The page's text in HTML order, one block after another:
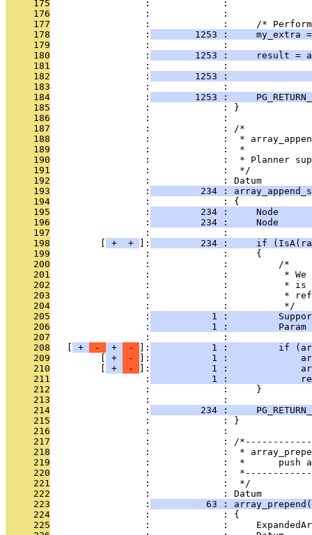
     175
:             :
     176
                 :             :
     177
:             :     /*
     178
                 :
1253 :     my_extra
     179
                 :             :
     180
                 :
1253 :     result =
     181
:             :
     182
                 :
1253 :
     183
                 :             :
     184
                 :
1253 :
     185
                 :             : }
     186
                 :             :
     187
                 :             : /*
     188
:             :  *
     189
                 :             :  *
     190
:             :  * Planner
     191
                 :             :  */
     192
                 :             : Datum
     193
                 :
234 :
     194
                 :             : {
     195
                 :
234 :     Node
     196
                 :
234 :     Node
     197
                 :             :
     198
+ + ]:
234 :     if
     199
                 :             :     {
     200
                 :             :         /*
     201
:             :          *
     202
:             :          *
     203
:             :          *
     204
                 :             :          */
     205
                 :
1 :
     206
                 :
1 :         Param
     207
                 :             :
     208
+ - + - ]:
1 :         if
     209
+ - ]:
1 :
     210
+ - ]:
1 :
     211
                 :
1 :
     212
                 :             :     }
     213
                 :             :
     214
                 :
234 :
     215
                 :             : }
     216
                 :             :
     217
:             : /
     218
:             :  *
     219
:             :  *      push
     220
:             :
     221
                 :             :  */
     222
                 :             : Datum
     223
                 :
63 :
     224
                 :             : {
     225
:             :